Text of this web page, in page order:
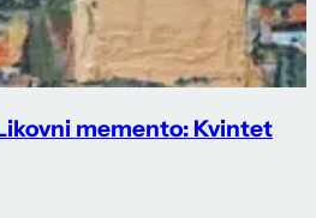
memento: Kvintet